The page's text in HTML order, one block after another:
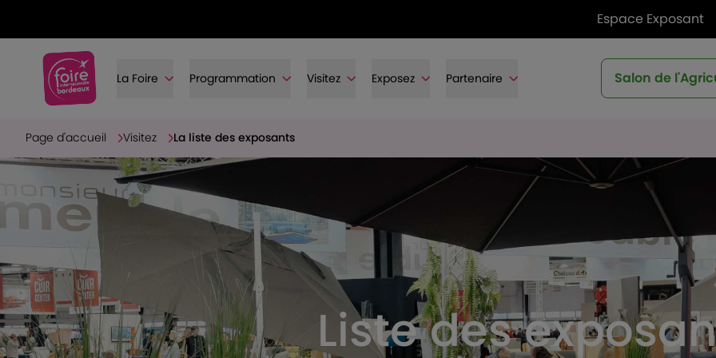
Espace Exposant
La Foire Programmation Visitez Exposez Partenaire Salon de
Page d'accueil Visitez La liste des exposants
Liste des